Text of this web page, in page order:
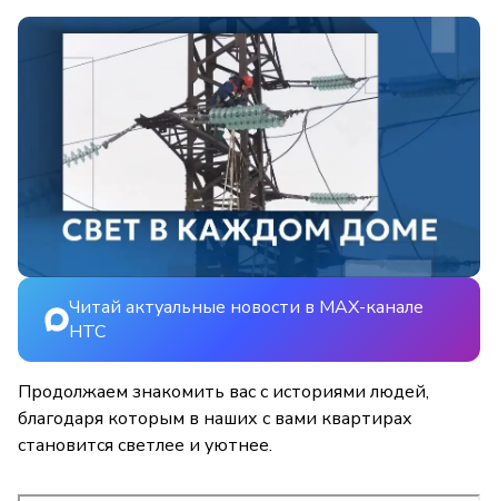
Читай актуальные новости в MAX-канале
НТС
Продолжаем знакомить вас с историями людей,
благодаря которым в наших с вами квартирах
становится светлее и уютнее.